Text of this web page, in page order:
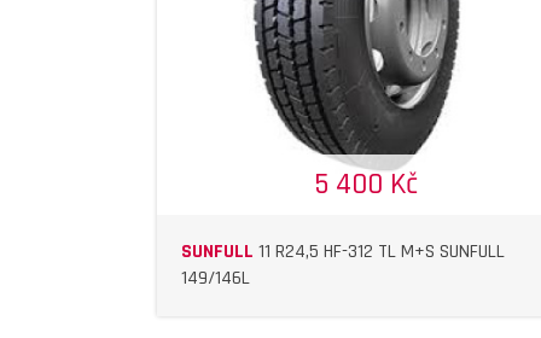
5 400 Kč
SUNFULL 11 R24,5 HF-312 TL M+S SUNFULL
149/146L